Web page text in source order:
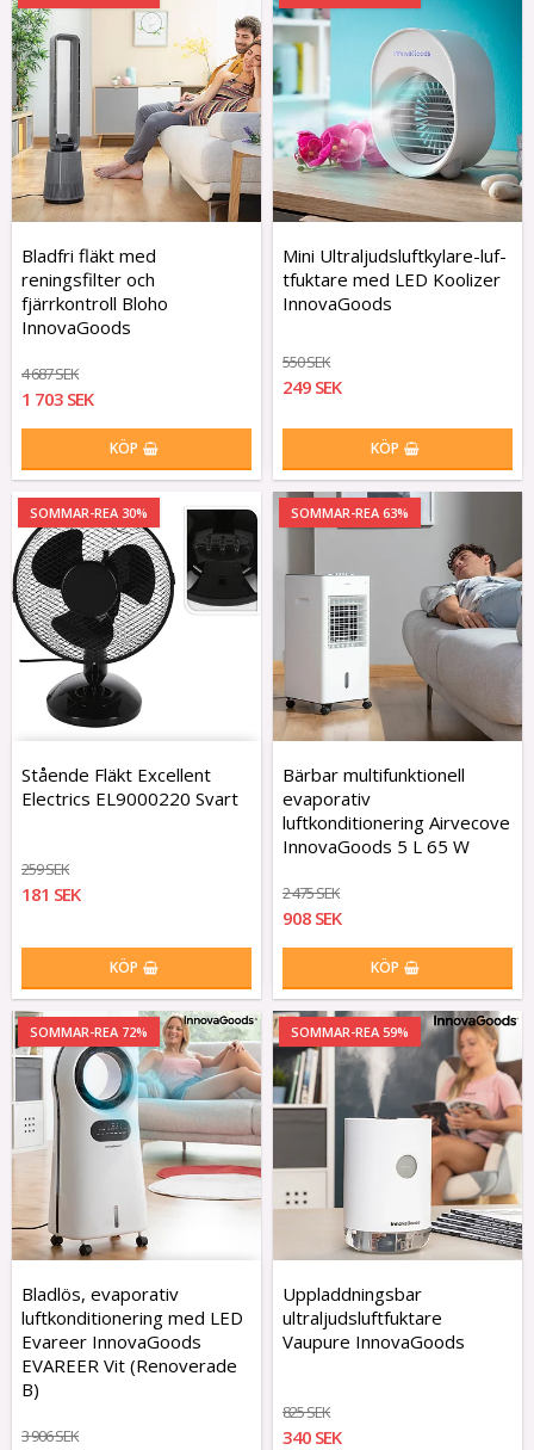
Bladfri fläkt med
reningsfilter och
fjärrkontroll Bloho
InnovaGoods
4 687 SEK
1 703 SEK
KÖP
Mini U­l­t­r­a­l­j­u­d­s­l­u­f­t­k­y­l­a­r­e­-­l­u­f­
t­f­u­k­t­a­r­e med LED Koolizer
InnovaGoods
550 SEK
249 SEK
KÖP
SOMMAR-REA 30%
Stående Fläkt Excellent
Electrics EL9000220 Svart
259 SEK
181 SEK
KÖP
SOMMAR-REA 63%
Bärbar multifunktionell
evaporativ
luftkonditionering Airvecove
InnovaGoods 5 L 65 W
2 475 SEK
908 SEK
KÖP
SOMMAR-REA 72%
Bladlös, evaporativ
luftkonditionering med LED
Evareer InnovaGoods
EVAREER Vit (Renoverade
B)
3 906 SEK
SOMMAR-REA 59%
Uppladdningsbar
ultraljudsluftfuktare
Vaupure InnovaGoods
825 SEK
340 SEK